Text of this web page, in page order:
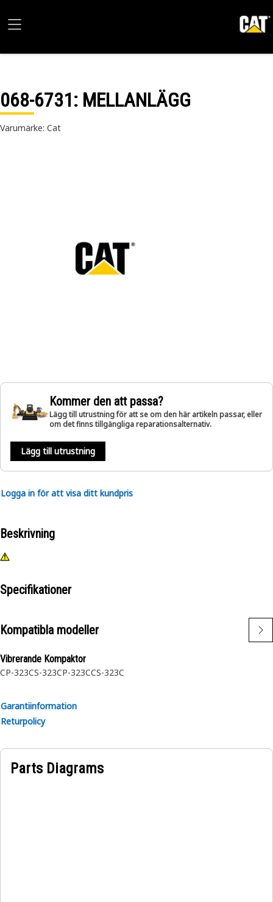
068-6731: MELLANLÄGG
Varumärke: Cat
Kommer den att passa?
Lägg till utrustning för att se om den här artikeln passar, eller
om det finns tillgängliga reparationsalternativ.
Lägg till utrustning
Logga in för att visa ditt kundpris
Beskrivning
Specifikationer
Kompatibla modeller
Vibrerande Kompaktor
CP-323CS-323CP-323CCS-323C
Garantiinformation
Returpolicy
Parts Diagrams